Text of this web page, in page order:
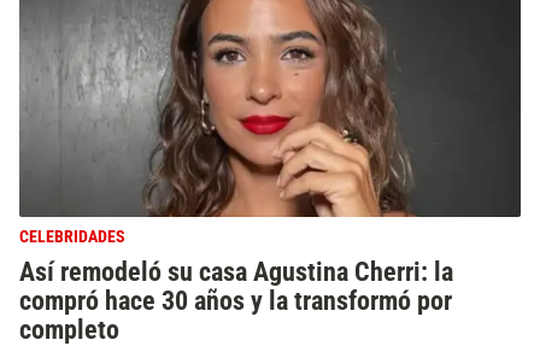
CELEBRIDADES
Así remodeló su casa Agustina Cherri: la
compró hace 30 años y la transformó por
completo